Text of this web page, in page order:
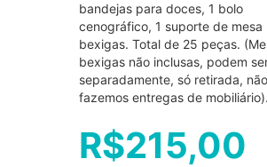
bandejas para doces, 1 bolo
cenográfico, 1 suporte de mesa
bexigas. Total de 25 peças.
bexigas não inclusas, podem
separadamente, só retirada, não
fazemos entregas de mobiliário).
R$215,00